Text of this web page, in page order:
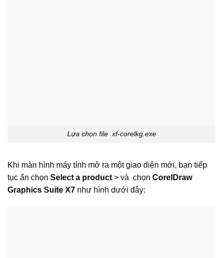
Lựa chọn file xf-corelkg.exe
Khi màn hình máy tính mở ra một giao diện mới, bạn tiếp
tục ấn chọn Select a product > và chọn CorelDraw
Graphics Suite X7 như hình dưới đây: